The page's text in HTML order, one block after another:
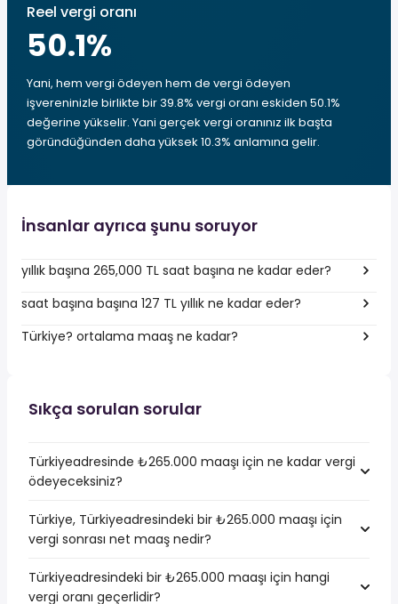
Reel vergi oranı
50.1%
Yani, hem vergi ödeyen hem de vergi ödeyen
işvereninizle birlikte bir 39.8% vergi oranı eskiden 50.1%
değerine yükselir. Yani gerçek vergi oranınız ilk başta
göründüğünden daha yüksek 10.3% anlamına gelir.
İnsanlar ayrıca şunu soruyor
yıllık başına 265,000 TL saat başına ne kadar eder?
saat başına başına 127 TL yıllık ne kadar eder?
Türkiye? ortalama maaş ne kadar?
Sıkça sorulan sorular
Türkiyeadresinde ₺265.000 maaşı için ne kadar vergi
ödeyeceksiniz?
Türkiye, Türkiyeadresindeki bir ₺265.000 maaşı için
vergi sonrası net maaş nedir?
Türkiyeadresindeki bir ₺265.000 maaşı için hangi
vergi oranı geçerlidir?